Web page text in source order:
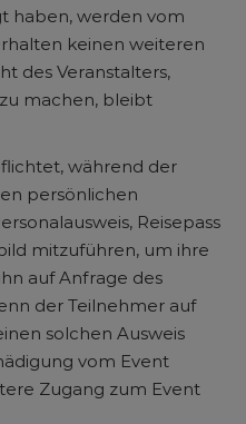
haben, werden vom
keinen weiteren
des Veranstalters,
machen, bleibt
während der
persönlichen
Reisepass
mitzuführen, um ihre
auf Anfrage des
der Teilnehmer auf
solchen Ausweis
vom Event
Zugang zum Event